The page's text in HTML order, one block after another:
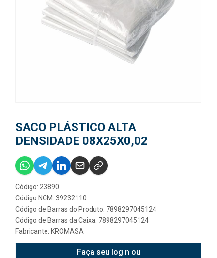
SACO PLÁSTICO ALTA
DENSIDADE 08X25X0,02
Código: 23890
Código NCM: 39232110
Código de Barras do Produto: 7898297045124
Código de Barras da Caixa: 7898297045124
Fabricante: KROMASA
Faça seu login ou